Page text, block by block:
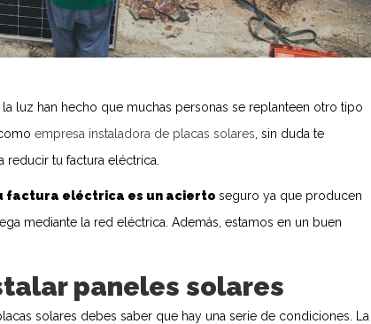
luz han hecho que muchas personas se replanteen otro tipo
empresa instaladora de placas solares , sin duda te
tu factura eléctrica.
factura eléctrica es un acierto seguro ya que producen
mediante la red eléctrica. Además, estamos en un buen
paneles solares
solares debes saber que hay una serie de condiciones. La